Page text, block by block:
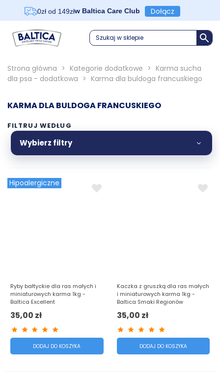
0zł od 149złw Baltica Care Club Dołącz
Szukaj w sklepie
Strona główna > Kategorie dodatkowe > Karma sucha
dla psa - dodatkowa > Karma dla buldoga francuskiego
KARMA DLA BULDOGA FRANCUSKIEGO
FILTRUJ WEDŁUG
Wybierz filtry
Hipoalergiczne
Ryby bałtyckie dla ras małych i
miniaturowych karma 1kg -
Baltica Excellent
35,00 zł
DODAJ DO KOSZYKA
Kaczka z gruszką dla ras małych
i miniaturowych karma 1kg -
Baltica Smaki Regionów
35,00 zł
DODAJ DO KOSZYKA